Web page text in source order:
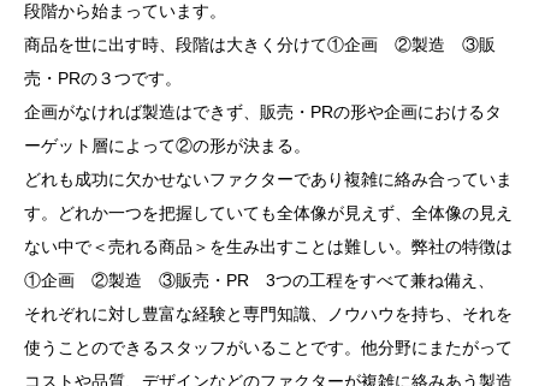
段階から始まっています。
商品を世に出す時、段階は大きく分けて①企画 ②製造 ③販
売・PRの３つです。
企画がなければ製造はできず、販売・PRの形や企画におけるタ
ーゲット層によって②の形が決まる。
どれも成功に欠かせないファクターであり複雑に絡み合っていま
す。どれか一つを把握していても全体像が見えず、全体像の見え
ない中で＜売れる商品＞を生み出すことは難しい。弊社の特徴は
①企画 ②製造 ③販売・PR 3つの工程をすべて兼ね備え、
それぞれに対し豊富な経験と専門知識、ノウハウを持ち、それを
使うことのできるスタッフがいることです。他分野にまたがって
コストや品質、デザインなどのファクターが複雑に絡みあう製造